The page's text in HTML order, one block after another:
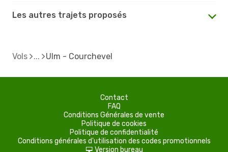
Les autres trajets proposés
Vols Ulm - Courchevel
Contact
FAQ
Conditions Générales de vente
Politique de cookies
Politique de confidentialité
Conditions générales d'utilisation des codes promotionnels
d Version bureau